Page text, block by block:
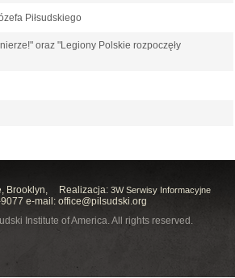
Piłsudskiego
oraz "Legiony Polskie rozpoczęły
Realizacja: 3W Serwisy Informacyjne
Brooklyn,
e-mail: office@pilsudski.org
Institute of America. All rights reserved.